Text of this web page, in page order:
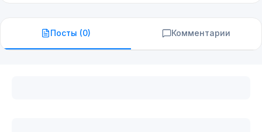
Посты (0) Комментарии